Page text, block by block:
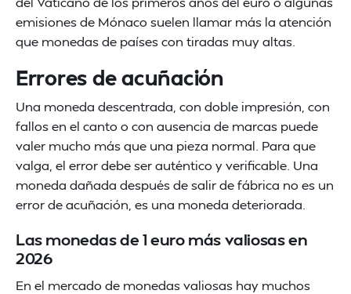
emisiones de Mónaco suelen llamar más la atención
que monedas de países con tiradas muy altas.
Errores de acuñación
Una moneda descentrada, con doble impresión, con
fallos en el canto o con ausencia de marcas puede
valer mucho más que una pieza normal. Para que
valga, el error debe ser auténtico y verificable. Una
moneda dañada después de salir de fábrica no es un
error de acuñación, es una moneda deteriorada.
Las monedas de 1 euro más valiosas en
2026
En el mercado de monedas valiosas hay muchos